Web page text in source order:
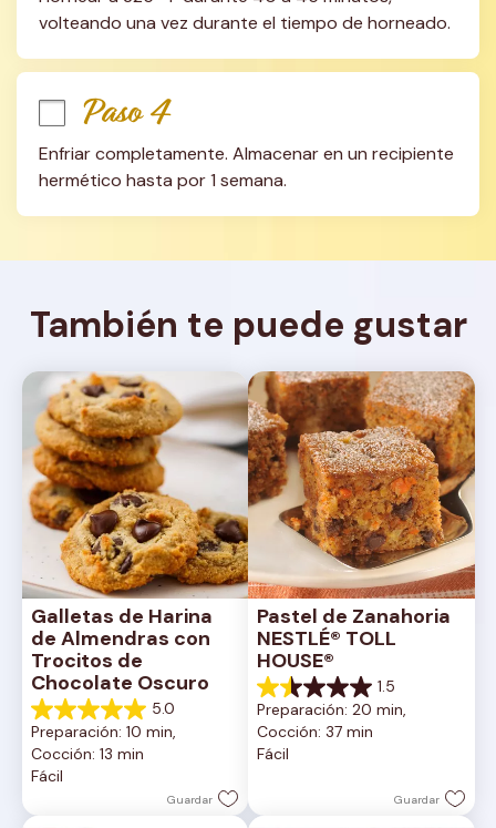
volteando una vez durante el tiempo de horneado.
Paso 4
Enfriar completamente. Almacenar en un recipiente
hermético hasta por 1 semana.
También te puede gustar
Galletas de Harina
de Almendras con
Trocitos de
Chocolate Oscuro
5.0
5.0
de
5
estrellas.
reseña
Preparación: 10 min,
Cocción: 13 min
Fácil
Guardar
Pastel de Zanahoria
NESTLÉ® TOLL
HOUSE®
1.5
1.5
de
5
estrellas.
Preparación: 20 min,
Cocción: 37 min
Fácil
Guardar